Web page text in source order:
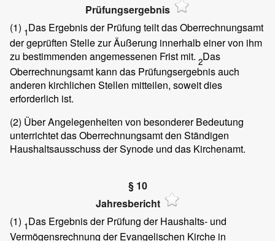
Prüfungsergebnis
(1) 1Das Ergebnis der Prüfung teilt das Oberrechnungsamt
der geprüften Stelle zur Äußerung innerhalb einer von ihm
zu bestimmenden angemessenen Frist mit. 2Das
Oberrechnungsamt kann das Prüfungsergebnis auch
anderen kirchlichen Stellen mitteilen, soweit dies
erforderlich ist.
(2) Über Angelegenheiten von besonderer Bedeutung
unterrichtet das Oberrechnungsamt den Ständigen
Haushaltsausschuss der Synode und das Kirchenamt.
§ 10
Jahresbericht
(1) 1Das Ergebnis der Prüfung der Haushalts- und
Vermögensrechnung der Evangelischen Kirche in